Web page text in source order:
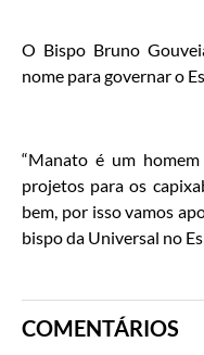
O Bispo Bruno
nome para governar o
“Manato é um
projetos para os
bem, por isso vamos
bispo da Universal no
COMENTÁRIOS